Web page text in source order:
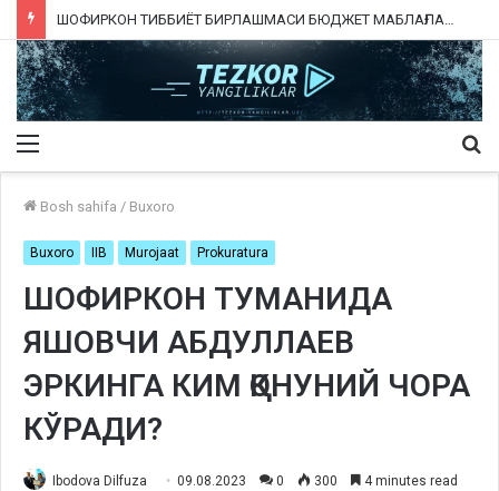
ШОФИРКОН ТИББИЁТ БИРЛАШМАСИ БЮДЖЕТ МАБЛАҒЛАРИНИ ТАЛОН-ТАРОЖ ҚИЛИНГАНИ РОСТМИ?
Menu
Bosh sahifa / Buxoro
Buxoro IIB Murojaat Prokuratura
ШОФИРКОН ТУМАНИДА
ЯШОВЧИ АБДУЛЛАЕВ
ЭРКИНГА КИМ ҚОНУНИЙ ЧОРА
КЎРАДИ?
Ibodova Dilfuza 09.08.2023 0 300 4 minutes read